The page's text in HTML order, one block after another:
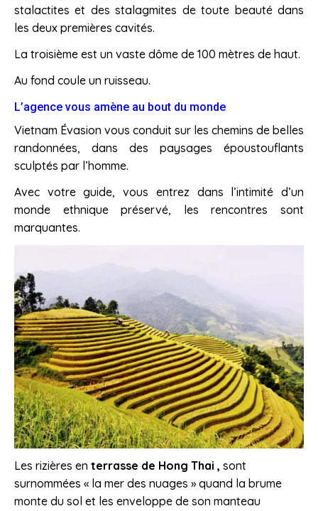
stalactites et des stalagmites de toute beauté dans
les deux premières cavités.
La troisième est un vaste dôme de 100 mètres de haut.
Au fond coule un ruisseau.
L’agence vous amène au bout du monde
Vietnam Évasion vous conduit sur les chemins de belles
randonnées, dans des paysages époustouflants
sculptés par l’homme.
Avec votre guide, vous entrez dans l’intimité d’un
monde ethnique préservé, les rencontres sont
marquantes.
Les rizières en terrasse de Hong Thai , sont
surnommées « la mer des nuages » quand la brume
monte du sol et les enveloppe de son manteau